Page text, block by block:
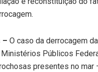
– O caso da derrocagem
Públicos
presentes no